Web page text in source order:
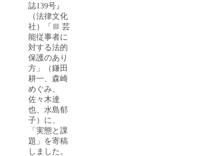
誌139号』
（法律文化
社）「Ⅲ 芸
能従事者に
対する法的
保護のあり
方」（鎌田
耕一、森崎
めぐみ、
佐々木達
也、水島郁
子）に、
「実態と課
題」を寄稿
しました。